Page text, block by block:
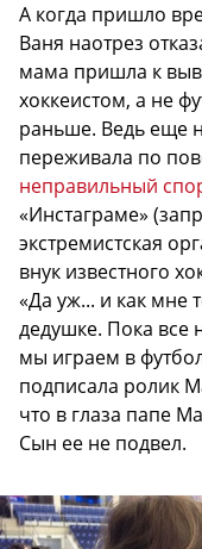
А когда пришло
Ваня наотрез
мама пришла к
хоккеистом, а не
раньше. Ведь еще
переживала по
неправильный
«Инстаграме»
экстремистская
внук известного
«Да уж... и как мне
дедушке. Пока все
мы играем в
подписала ролик
что в глаза папе
Сын ее не подвел.